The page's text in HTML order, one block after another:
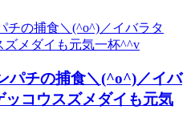
パチの捕食＼(^o^)／イバ
コウスズメダイも元気